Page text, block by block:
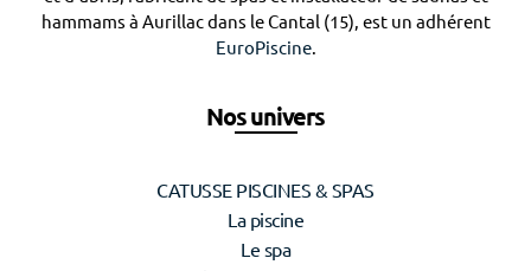
hammams à Aurillac dans le Cantal (15), est un adhérent
EuroPiscine.
Nos univers
CATUSSE PISCINES & SPAS
La piscine
Le spa